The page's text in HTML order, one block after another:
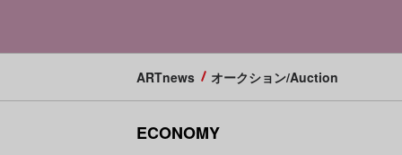
ARTnews オークション/Auction
ECONOMY